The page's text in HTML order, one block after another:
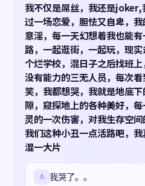
我不仅是屌丝，我还是joker,
过一场恋爱，胆怯又自卑，
意淫，每一天幻想着我也能
路，一起逛街，一起玩，现
个烂学校，混日子之后找班上
没有能力的三无人员，每次
笑，我都想哭，我就是地底
隙，窥探地上的各种美好，
灵的一次伤害，对我生存空
我们这种小丑一点活路吧，
湿一大片
A 我哭了。。